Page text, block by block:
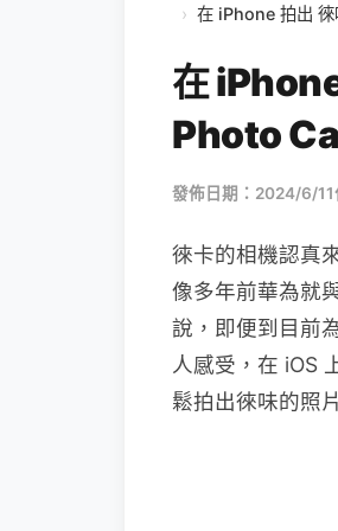
› 在 iPhone 拍出
在
Photo
發佈日期：2024/6/11
徠卡的相機認真
像多年前華為就
說，即便到目前
人感受，在 iOS
鬆拍出徠味的照